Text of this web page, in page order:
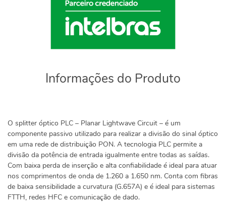
Informações do Produto
O splitter óptico PLC – Planar Lightwave Circuit – é um
componente passivo utilizado para realizar a divisão do sinal óptico
em uma rede de distribuição PON. A tecnologia PLC permite a
divisão da potência de entrada igualmente entre todas as saídas.
Com baixa perda de inserção e alta confiabilidade é ideal para atuar
nos comprimentos de onda de 1.260 a 1.650 nm. Conta com fibras
de baixa sensibilidade a curvatura (G.657A) e é ideal para sistemas
FTTH, redes HFC e comunicação de dado.